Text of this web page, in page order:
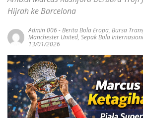
Hijrah ke Barcelona
Admin 006-Berita Bola Eropa, Bursa
Manchester United, Sepak Bola
13/01/2026